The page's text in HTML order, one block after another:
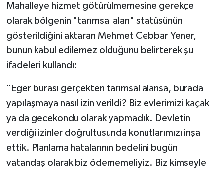
Mahalleye hizmet götürülmemesine gerekçe
olarak bölgenin "tarımsal alan" statüsünün
gösterildiğini aktaran Mehmet Cebbar Yener,
bunun kabul edilemez olduğunu belirterek şu
ifadeleri kullandı:
"Eğer burası gerçekten tarımsal alansa, burada
yapılaşmaya nasıl izin verildi? Biz evlerimizi kaçak
ya da gecekondu olarak yapmadık. Devletin
verdiği izinler doğrultusunda konutlarımızı inşa
ettik. Planlama hatalarının bedelini bugün
vatandaş olarak biz ödememeliyiz. Biz kimseyle